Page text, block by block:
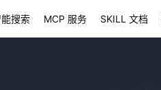
搜索 MCP 服务 SKILL 文档